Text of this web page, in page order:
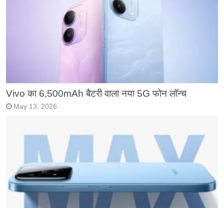
Vivo का 6,500mAh बैटरी वाला नया 5G फोन लॉन्च
May 13, 2026